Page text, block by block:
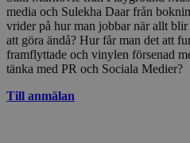
media och Sulekha Daar från
vrider på hur man jobbar när allt
att göra ändå? Hur får man det att
framflyttade och vinylen försenad
tänka med PR och Sociala Medier?
Till anmälan